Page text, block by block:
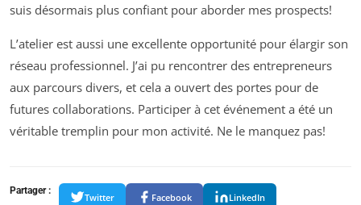
suis désormais plus confiant pour aborder mes prospects!
L’atelier est aussi une excellente opportunité pour élargir son
réseau professionnel. J’ai pu rencontrer des entrepreneurs
aux parcours divers, et cela a ouvert des portes pour de
futures collaborations. Participer à cet événement a été un
véritable tremplin pour mon activité. Ne le manquez pas!
Partager :
Twitter Facebook LinkedIn